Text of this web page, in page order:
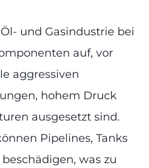
und Gasindustrie bei
auf, vor
aggressiven
hohem Druck
ausgesetzt sind.
Pipelines, Tanks
was zu